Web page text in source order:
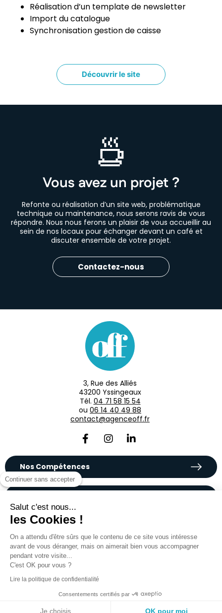
Réalisation d’un template de newsletter
Import du catalogue
Synchronisation gestion de caisse
Découvrir le site
Vous avez un projet ?
Refonte ou réalisation d’un site web, problématique
technique ou maintenance, nous serons ravis de vous
répondre. Nous nous ferons un plaisir de vous accueillir au
sein de nos locaux pour échanger devant un café et
discuter ensemble de votre projet.
Contactez-nous
3, Rue des Alliés
43200 Yssingeaux
Tél. 04 71 58 15 54
ou 06 14 40 49 88
contact@agenceoff.fr
Nos Compétences
PrestaShop, Shopify & Shopify plus
Création de sites internet en Rhône-Alpes Haute-loire
Continuer sans accepter
Salut c'est nous...
les Cookies !
On a attendu d'être sûrs que le contenu de ce site vous intéresse
avant de vous déranger, mais on aimerait bien vous accompagner
pendant votre visite...
C'est OK pour vous ?
Lire la politique de confidentialité
Consentements certifiés par
Je choisis OK pour moi